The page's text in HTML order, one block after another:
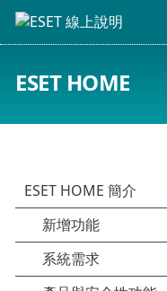
ESET HOME